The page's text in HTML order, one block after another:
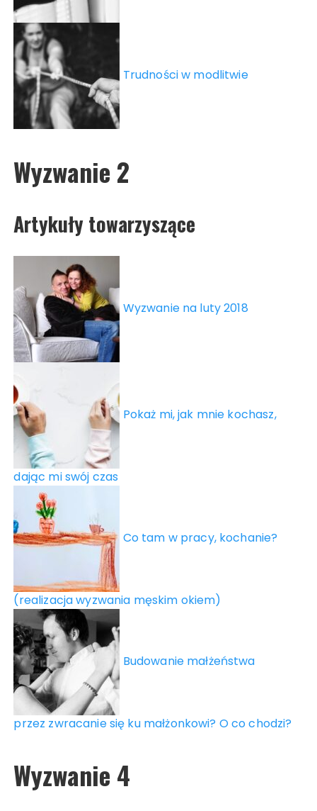
Trudności w modlitwie
Wyzwanie 2
Artykuły towarzyszące
Wyzwanie na luty 2018
Pokaż mi, jak mnie kochasz,
dając mi swój czas
Co tam w pracy, kochanie?
(realizacja wyzwania męskim okiem)
Budowanie małżeństwa
przez zwracanie się ku małżonkowi? O co chodzi?
Wyzwanie 4